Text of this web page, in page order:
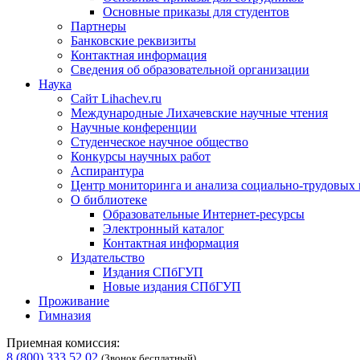
Основные приказы для студентов
Партнеры
Банковские реквизиты
Контактная информация
Сведения об образовательной организации
Наука
Сайт Lihachev.ru
Международные Лихачевские научные чтения
Научные конференции
Студенческое научное общество
Конкурсы научных работ
Аспирантура
Центр мониторинга и анализа социально-трудовых
О библиотеке
Образовательные Интернет-ресурсы
Электронный каталог
Контактная информация
Издательство
Издания СПбГУП
Новые издания СПбГУП
Проживание
Гимназия
Приемная комиссия:
8 (800) 333 52 02